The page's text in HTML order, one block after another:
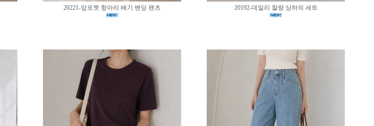
20221-앞포켓 항아리 배기 밴딩 팬츠 20192-데일리 찰랑 상하의 세트